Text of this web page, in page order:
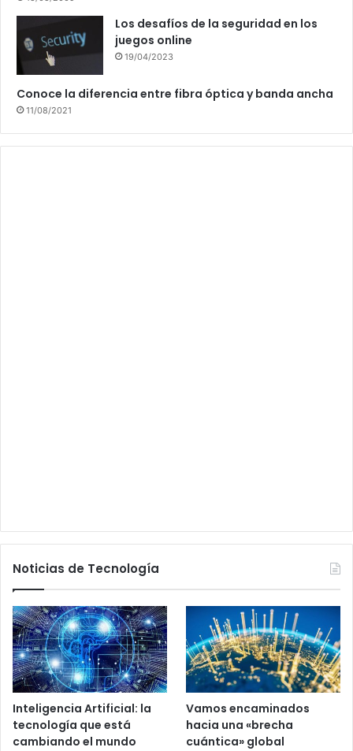
Los desafíos de la seguridad en los
juegos online
19/04/2023
Conoce la diferencia entre fibra óptica y banda ancha
11/08/2021
Noticias de Tecnología
Inteligencia Artificial: la
tecnología que está
cambiando el mundo
Vamos encaminados
hacia una «brecha
cuántica» global